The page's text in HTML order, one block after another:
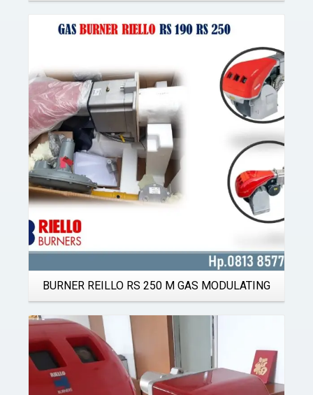
Details
BURNER REILLO RS 250 M GAS MODULATING
Details